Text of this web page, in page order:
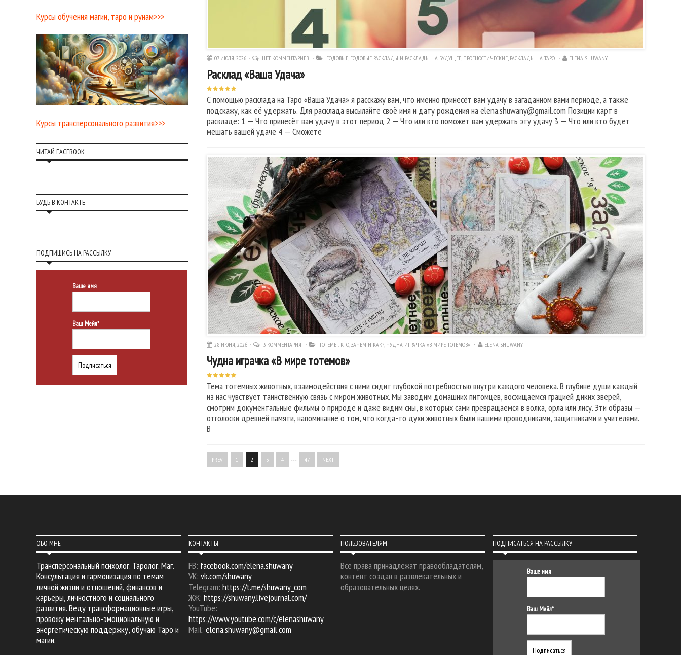
07 ИЮЛЯ, 2026 НЕТ КОММЕНТАРИЕВ ГОДОВЫЕ, ГОДОВЫЕ РАСКЛАДЫ И РАСКЛАДЫ НА БУДУЩЕЕ, ПРОГНОСТИЧЕСКИЕ, РАСКЛАДЫ НА ТАРО ELENA SHUWANY
Расклад «Ваша Удача»
С помощью расклада на Таро «Ваша Удача» я расскажу вам, что именно принесёт вам удачу в загаданном вами периоде, а также
подскажу, как её удержать. Для расклада высылайте своё имя и дату рождения на elena.shuwany@gmail.com Позиции карт в
раскладе: 1 — Что принесёт вам удачу в этот период 2 — Что или кто поможет вам удержать эту удачу 3 — Что или кто будет
мешать вашей удаче 4 — Сможете
28 ИЮНЯ, 2026 3 КОММЕНТАРИЯ ТОТЕМЫ: КТО, ЗАЧЕМ И КАК?, ЧУДНА ИГРАЧКА «В МИРЕ ТОТЕМОВ» ELENA SHUWANY
Чудна играчка «В мире тотемов»
Тема тотемных животных, взаимодействия с ними сидит глубокой потребностью внутри каждого человека. В глубине души каждый
из нас чувствует таинственную связь с миром животных. Мы заводим домашних питомцев, восхищаемся грацией диких зверей,
смотрим документальные фильмы о природе и даже видим сны, в которых сами превращаемся в волка, орла или лису. Эти образы —
отголоски древней памяти, напоминание о том, что когда-то духи животных были нашими проводниками, защитниками и учителями.
В
PREV 1 2 3 4 … 47 NEXT
Курсы обучения магии, таро и рунам>>>
Курсы трансперсонального развития>>>
ЧИТАЙ FACEBOOK
БУДЬ В КОНТАКТЕ
ПОДПИШИСЬ НА РАССЫЛКУ
Ваше имя
Ваш Мейл*
ОБО МНЕ
Трансперсональный психолог. Таролог. Маг.
Консультация и гармонизация по темам
личной жизни и отношений, финансов и
карьеры, личностного и социального
развития. Веду трансформационные игры,
провожу ментально-эмоциональную и
энергетическую поддержку, обучаю Таро и
магии.
КОНТАКТЫ
FB: facebook.com/elena.shuwany
VK: vk.com/shuwany
Telegram: https://t.me/shuwany_com
ЖЖ: https://shuwany.livejournal.com/
YouTube:
https://www.youtube.com/c/elenashuwany
Mail: elena.shuwany@gmail.com
ПОЛЬЗОВАТЕЛЯМ
Все права принадлежат правообладателям,
контент создан в развлекательных и
образовательных целях.
ПОДПИСАТЬСЯ НА РАССЫЛКУ
Ваше имя
Ваш Мейл*